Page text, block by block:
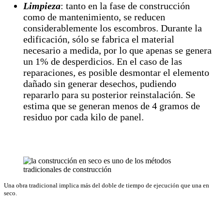
Limpieza: tanto en la fase de construcción
como de mantenimiento, se reducen
considerablemente los escombros. Durante la
edificación, sólo se fabrica el material
necesario a medida, por lo que apenas se genera
un 1% de desperdicios. En el caso de las
reparaciones, es posible desmontar el elemento
dañado sin generar desechos, pudiendo
repararlo para su posterior reinstalación. Se
estima que se generan menos de 4 gramos de
residuo por cada kilo de panel.
Una obra tradicional implica más del doble de tiempo de ejecución que una en
seco.